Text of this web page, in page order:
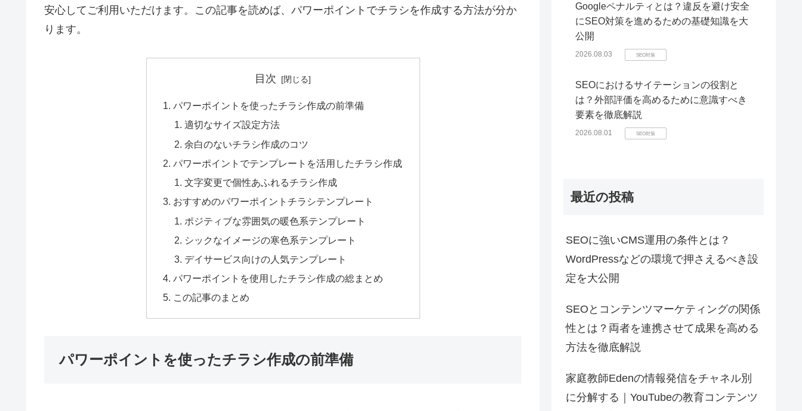
安心してご利用いただけます。この記事を読めば、パワーポイントでチラシを作成する方法が分か
ります。
目次
パワーポイントを使ったチラシ作成の前準備
適切なサイズ設定方法
余白のないチラシ作成のコツ
パワーポイントでテンプレートを活用したチラシ作成
文字変更で個性あふれるチラシ作成
おすすめのパワーポイントチラシテンプレート
ポジティブな雰囲気の暖色系テンプレート
シックなイメージの寒色系テンプレート
デイサービス向けの人気テンプレート
パワーポイントを使用したチラシ作成の総まとめ
この記事のまとめ
パワーポイントを使ったチラシ作成の前準備
Googleペナルティとは？違反を避け安全
にSEO対策を進めるための基礎知識を大
公開
2026.08.03 SEO対策
SEOにおけるサイテーションの役割と
は？外部評価を高めるために意識すべき
要素を徹底解説
2026.08.01 SEO対策
最近の投稿
SEOに強いCMS運用の条件とは？
WordPressなどの環境で押さえるべき設
定を大公開
SEOとコンテンツマーケティングの関係
性とは？両者を連携させて成果を高める
方法を徹底解説
家庭教師Edenの情報発信をチャネル別
に分解する｜YouTubeの教育コンテンツ